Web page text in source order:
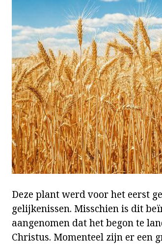
Deze plant werd voor het eerst
gelijkenissen. Misschien is dit
aangenomen dat het begon te
Christus. Momenteel zijn er een